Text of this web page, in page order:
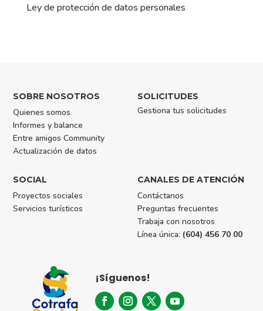
Ley de protección de datos personales
SOBRE NOSOTROS
Quienes somos
Informes y balance
Entre amigos Community
Actualización de datos
SOLICITUDES
Gestiona tus solicitudes
SOCIAL
Proyectos sociales
Servicios turísticos
CANALES DE ATENCIÓN
Contáctanos
Preguntas frecuentes
Trabaja con nosotros
Línea única: (604) 456 70 00
¡Síguenos!